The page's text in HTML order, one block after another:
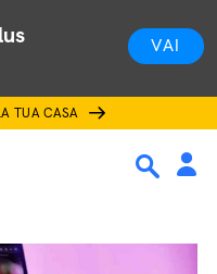
VAI
TUA CASA